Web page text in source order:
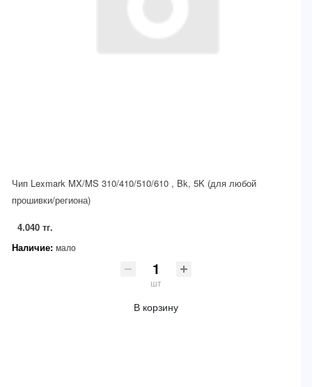
Чип Lexmark MX/MS 310/410/510/610 , Bk, 5K (для любой
прошивки/региона)
4.040 тг.
Наличие: мало
шт
В корзину